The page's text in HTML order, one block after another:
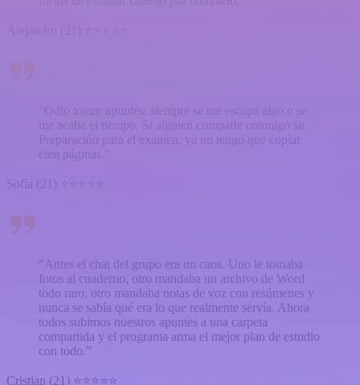
Preparación para el examen, ya no tengo que copiar
cien páginas.”
Sofía (21) ⭐⭐⭐⭐⭐
“Antes el chat del grupo era un caos. Uno le tomaba
fotos al cuaderno, otro mandaba un archivo de Word
todo raro, otro mandaba notas de voz con resúmenes y
nunca se sabía qué era lo que realmente servía. Ahora
todos subimos nuestros apuntes a una carpeta
compartida y el programa arma el mejor plan de estudio
con todo.”
Cristian (21) ⭐⭐⭐⭐⭐